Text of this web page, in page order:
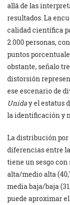
allá de las
resultados. La
calidad científica
2.000 personas,
puntos
obstante, señalo
distorsión
ese escenario de
Uniday el estatus
la identificación y
La distribución por
diferencias entre
tiene un sesgo
alta/medio alta
media baja/baja
puede aproximar el